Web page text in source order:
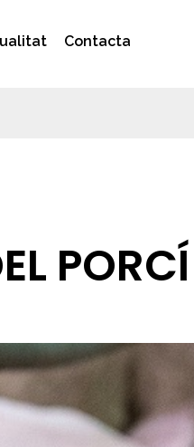
Contacta